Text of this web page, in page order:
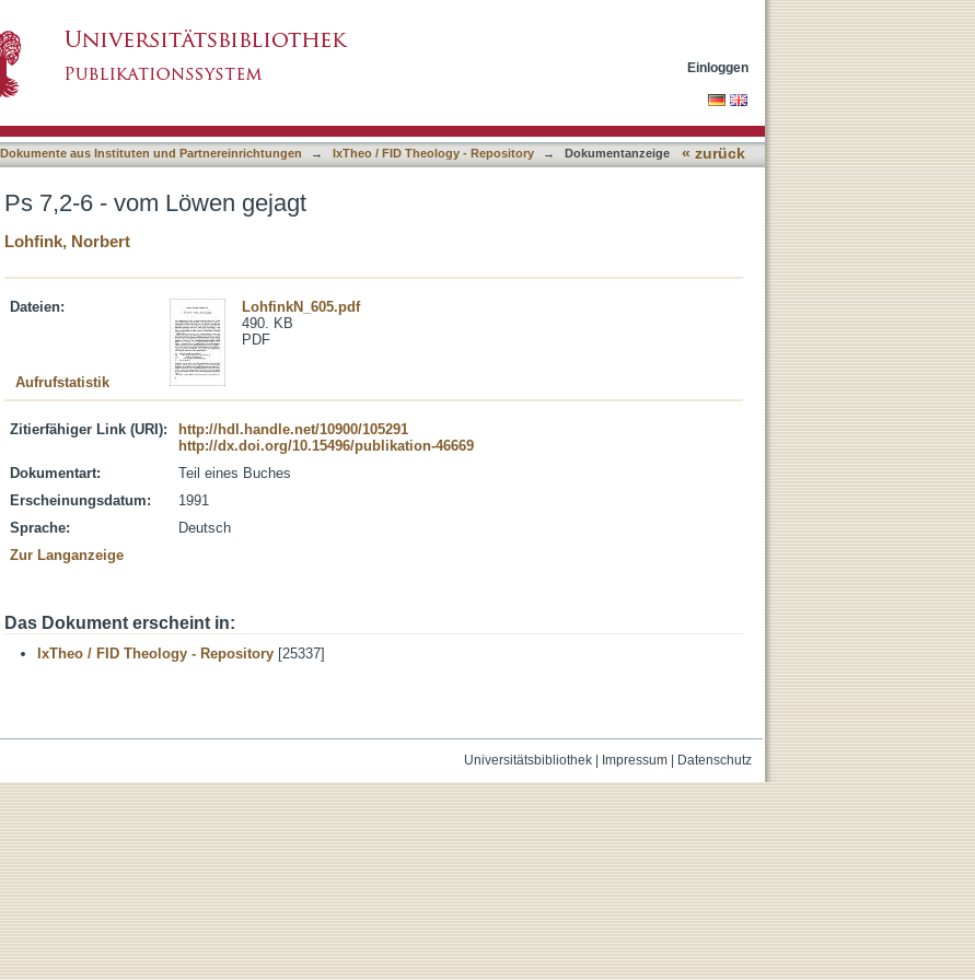
Einloggen
Dokumente aus Instituten und Partnereinrichtungen → IxTheo / FID Theology - Repository → Dokumentanzeige « zurück
Ps 7,2-6 - vom Löwen gejagt
Lohfink, Norbert
Dateien:
LohfinkN_605.pdf
490. KB
PDF
Aufrufstatistik
Zitierfähiger Link (URI):
http://hdl.handle.net/10900/105291
http://dx.doi.org/10.15496/publikation-46669
Dokumentart:
Teil eines Buches
Erscheinungsdatum:
1991
Sprache:
Deutsch
Zur Langanzeige
Das Dokument erscheint in:
IxTheo / FID Theology - Repository [25337]
Universitätsbibliothek| Impressum| Datenschutz